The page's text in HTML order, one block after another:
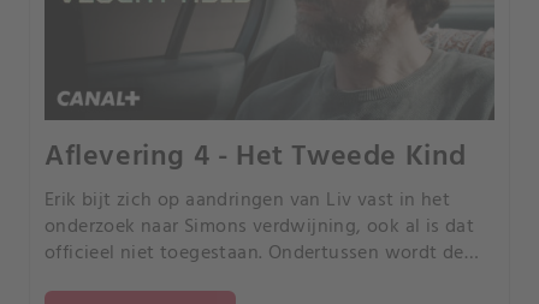
Aflevering 4 - Het Tweede Kind
Erik bijt zich op aandringen van Liv vast in het
onderzoek naar Simons verdwijning, ook al is dat
officieel niet toegestaan. Ondertussen wordt de